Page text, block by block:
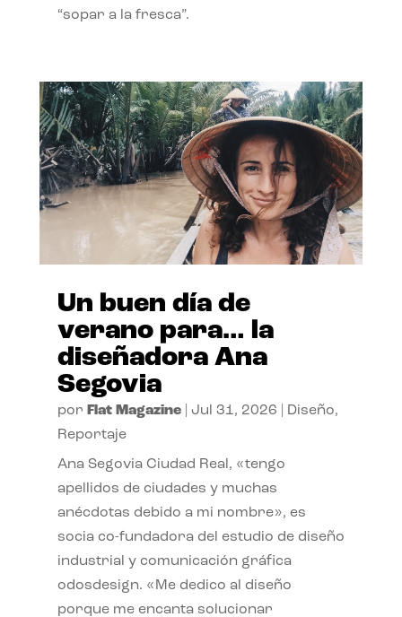
“sopar a la fresca”.
Un buen día de
verano para… la
diseñadora Ana
Segovia
por Flat Magazine| Jul 31, 2026 Diseño,
Reportaje
Ana Segovia Ciudad Real, «tengo
apellidos de ciudades y muchas
anécdotas debido a mi nombre», es
socia co-fundadora del estudio de diseño
industrial y comunicación gráfica
odosdesign. «Me dedico al diseño
porque me encanta solucionar